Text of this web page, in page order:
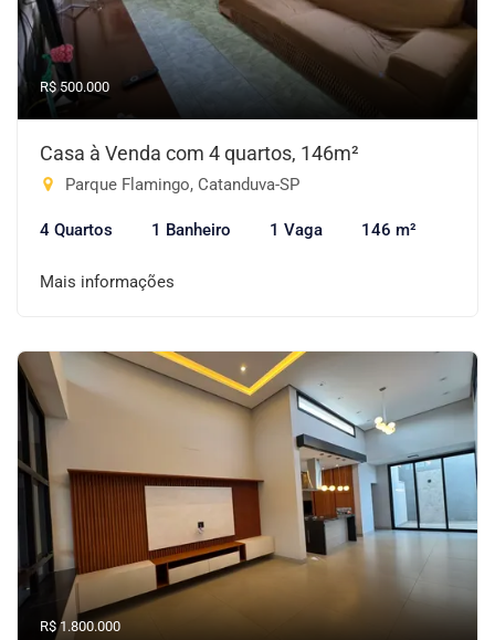
R$ 500.000
Casa à Venda com 4 quartos, 146m²
Parque Flamingo, Catanduva-SP
4 Quartos 1 Banheiro 1 Vaga 146 m²
Mais informações
R$ 1.800.000